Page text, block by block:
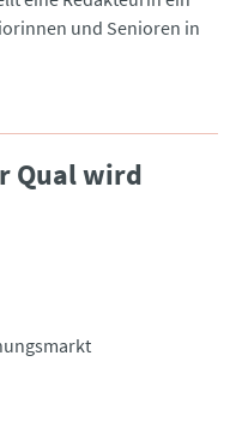
und Senioren in
Qual wird